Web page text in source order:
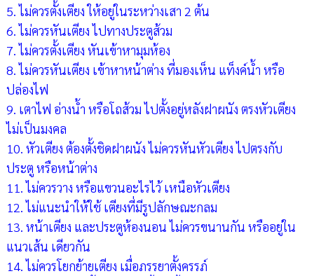
5. ไม่ควรตั้งเตียง ให้อยู่ในระหว่างเสา 2 ต้น
6. ไม่ควรหันเตียง ไปทางประตูส้วม
7. ไม่ควรตั้งเตียง หันเข้าหามุมห้อง
8. ไม่ควรหันเตียง เข้าหาหน้าต่าง ที่มองเห็น แท็งค์น้ำ หรือ
ปล่องไฟ
9. เตาไฟ อ่างน้ำ หรือโถส้วม ไปตั้งอยู่หลังฝาผนัง ตรงหัวเตียง
ไม่เป็นมงคล
10. หัวเตียง ต้องตั้งชิดฝาผนัง ไม่ควรหันหัวเตียง ไปตรงกับ
ประตู หรือหน้าต่าง
11. ไม่ควรวาง หรือแขวนอะไรไว้ เหนือหัวเตียง
12. ไม่แนะนำให้ใช้ เตียงที่มีรูปลักษณะกลม
13. หน้าเตียง และประตูห้องนอน ไม่ควรขนานกัน หรืออยู่ใน
แนวเส้น เดียวกัน
14. ไม่ควรโยกย้ายเตียง เมื่อภรรยาตั้งครรภ์